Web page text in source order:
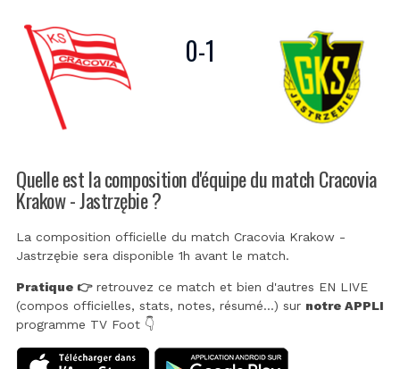
0-1
Quelle est la composition d'équipe du match Cracovia
Krakow - Jastrzębie ?
La composition officielle du match Cracovia Krakow -
Jastrzębie sera disponible 1h avant le match.
Pratique 👉retrouvez ce match et bien d'autres EN LIVE
(compos officielles, stats, notes, résumé...) sur notre APPLI
programme TV Foot 👇